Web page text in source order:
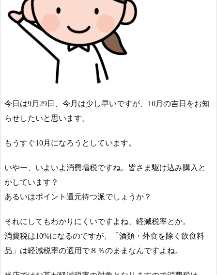
今日は9月29日、今月は少し早いですが、10月の吉日をお知
らせしたいと思います。
もうすぐ10月になろうとしています。
いやー、いよいよ消費増税ですね。皆さま駆け込み購入と
かしています？
あるいはポイント還元待つ派でしょうか？
それにしてもわかりにくいですよね、軽減税率とか。
消費税は10%になるのですが、「酒類・外食を除く飲食料
品」は軽減税率の適用で８％のままなんですよね。